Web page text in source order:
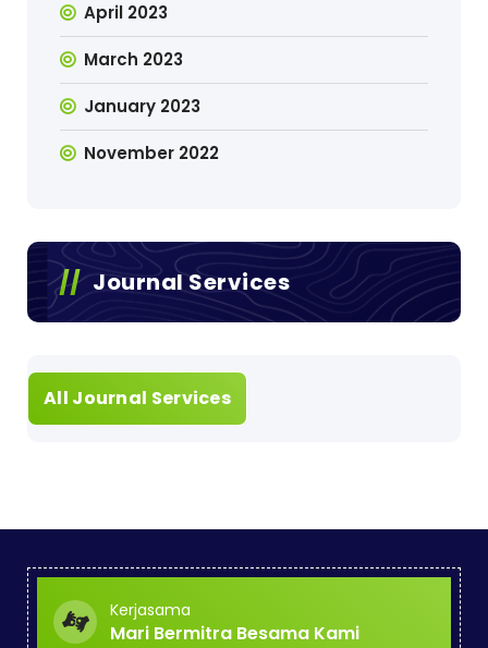
April 2023
March 2023
January 2023
November 2022
Journal Services
All Journal Services
Kerjasama
Mari Bermitra Besama Kami